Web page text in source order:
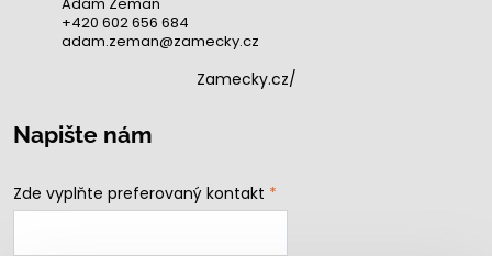
+420 602 656 684
adam.zeman@zamecky.cz
Zamecky.cz/
Napište nám
Zde vyplňte preferovaný kontakt *